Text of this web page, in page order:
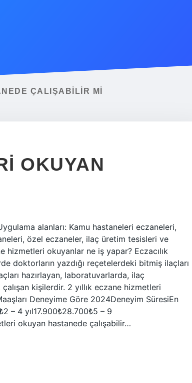
ÇALIŞABILIR MI
OKUYAN
alanları: Kamu hastaneleri eczaneleri,
özel eczaneler, ilaç üretim tesisleri ve
hizmetleri okuyanlar ne iş yapar? Eczacılık
doktorların yazdığı reçetelerdeki bitmiş ilaçları
hazırlayan, laboratuvarlarda, ilaç
kişilerdir. 2 yıllık eczane hizmetleri
Deneyime Göre 2024Deneyim SüresiEn
– 4 yıl17.900₺28.700₺5 – 9
okuyan hastanede çalışabilir…